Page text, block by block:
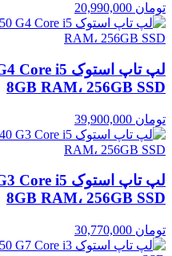
تومان
8GB RAM، 256GB SSD
تومان
8GB RAM، 256GB SSD
تومان